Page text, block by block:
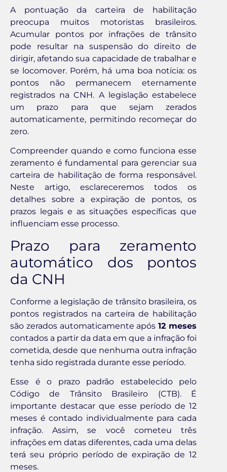
A pontuação da carteira de habilitação
preocupa muitos motoristas brasileiros.
Acumular pontos por infrações de trânsito
pode resultar na suspensão do direito de
dirigir, afetando sua capacidade de trabalhar e
se locomover. Porém, há uma boa notícia: os
pontos não permanecem eternamente
registrados na CNH. A legislação estabelece
um prazo para que sejam zerados
automaticamente, permitindo recomeçar do
zero.
Compreender quando e como funciona esse
zeramento é fundamental para gerenciar sua
carteira de habilitação de forma responsável.
Neste artigo, esclareceremos todos os
detalhes sobre a expiração de pontos, os
prazos legais e as situações específicas que
influenciam esse processo.
Prazo para zeramento
automático dos pontos
da CNH
Conforme a legislação de trânsito brasileira, os
pontos registrados na carteira de habilitação
são zerados automaticamente após12 meses
contados a partir da data em que a infração foi
cometida, desde que nenhuma outra infração
tenha sido registrada durante esse período.
Esse é o prazo padrão estabelecido pelo
Código de Trânsito Brasileiro (CTB). É
importante destacar que esse período de 12
meses é contado individualmente para cada
infração. Assim, se você cometeu três
infrações em datas diferentes, cada uma delas
terá seu próprio período de expiração de 12
meses.